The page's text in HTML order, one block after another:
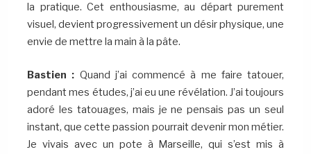
la pratique. Cet enthousiasme, au départ purement
visuel, devient progressivement un désir physique, une
envie de mettre la main à la pâte.
Bastien : Quand j’ai commencé à me faire tatouer,
pendant mes études, j’ai eu une révélation. J’ai toujours
adoré les tatouages, mais je ne pensais pas un seul
instant, que cette passion pourrait devenir mon métier.
Je vivais avec un pote à Marseille, qui s’est mis à